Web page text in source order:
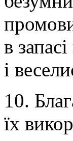
в
і
10.
їх